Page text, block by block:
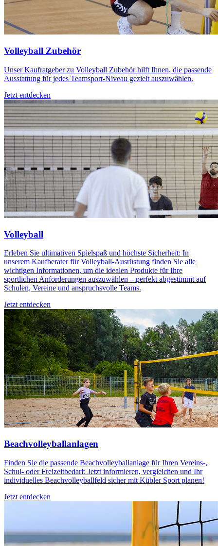
Volleyball Zubehör
Unser Kaufratgeber zu Volleyball Zubehör hilft Ihnen, die passende
Ausstattung für jedes Teamsport-Niveau gezielt auszuwählen.
Jetzt entdecken
Volleyball
Erleben Sie ultimativen Spielspaß und höchste Sicherheit: In
unserem Kaufberater für Volleyball-Ausrüstung finden Sie alle
wichtigen Informationen, um die idealen Produkte für Ihre
sportlichen Anforderungen auszuwählen – perfekt abgestimmt auf
Schulen, Vereine und anspruchsvolle Teams.
Jetzt entdecken
Beachvolleyballanlagen
Finden Sie die passende Beachvolleyballanlage für Ihren Vereins-,
Schul- oder Freizeitbedarf: Jetzt informieren, vergleichen und Ihr
individuelles Beachvolleyballfeld sicher mit Kübler Sport planen!
Jetzt entdecken